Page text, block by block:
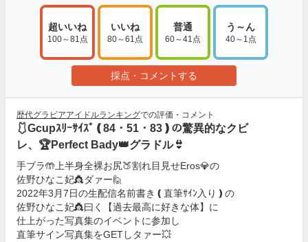
超いいね
100～81点
いいね
80～61点
普通
60～41点
う～ん
40～1点
採点・コメントする
歴代グラビアアイドルランキングでの評価・コメント
🩱Gcupｽﾘｰｻｲｽﾞ❪84・51・83❫の驚異的なクビ
レ、🏆️Perfect Bady👑グラドル👙
手ブラ🤲上半身全裸お尻🍑割れ目見せEros💎の
佐野ひなこ妃👸ダァー🙋
2022年3月7日の生配信名前書き❪直筆ｻｲﾝ入り❫の
佐野ひなこ妃👸曰く【過去最高に好きな体】に
仕上がった写真集のイベントに参加し
直筆サイン写真集をGETしタァー💥